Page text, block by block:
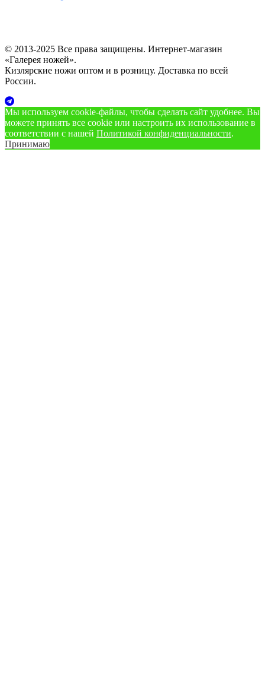
© 2013-2025 Все права защищены. Интернет-магазин
«Галерея ножей».
Кизлярские ножи оптом и в розницу. Доставка по всей
России.
Мы используем cookie‑файлы, чтобы сделать сайт удобнее. Вы
можете принять все cookie или настроить их использование в
соответствии с нашей Политикой конфиденциальности.
Принимаю